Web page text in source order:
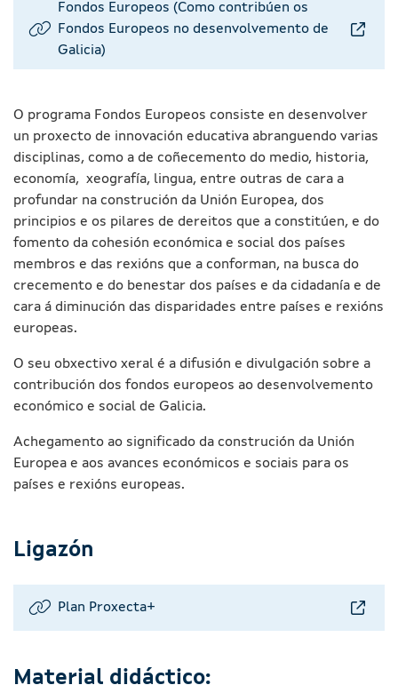
Fondos Europeos (Como contribúen os
Fondos Europeos no desenvolvemento de
Galicia)
O programa Fondos Europeos consiste en desenvolver
un proxecto de innovación educativa abranguendo varias
disciplinas, como a de coñecemento do medio, historia,
economía, xeografía, lingua, entre outras de cara a
profundar na construción da Unión Europea, dos
principios e os pilares de dereitos que a constitúen, e do
fomento da cohesión económica e social dos países
membros e das rexións que a conforman, na busca do
crecemento e do benestar dos países e da cidadanía e de
cara á diminución das disparidades entre países e rexións
europeas.
O seu obxectivo xeral é a difusión e divulgación sobre a
contribución dos fondos europeos ao desenvolvemento
económico e social de Galicia.
Achegamento ao significado da construción da Unión
Europea e aos avances económicos e sociais para os
países e rexións europeas.
Ligazón
Plan Proxecta+
Material didáctico: